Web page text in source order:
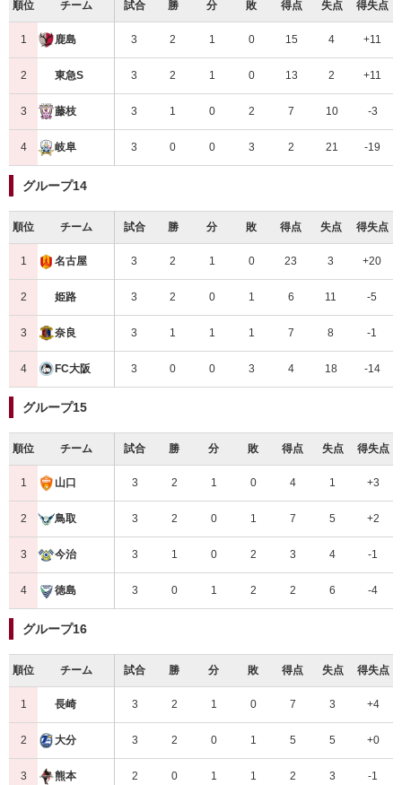
順位 チーム 試合 勝 分 敗 得点 失点 得失点
1 鹿島 3 2 1 0 15 4 +11
2 東急S 3 2 1 0 13 2 +11
3 藤枝 3 1 0 2 7 10 -3
4 岐阜 3 0 0 3 2 21 -19
グループ14
順位 チーム 試合 勝 分 敗 得点 失点 得失点
1 名古屋 3 2 1 0 23 3 +20
2 姫路 3 2 0 1 6 11 -5
3 奈良 3 1 1 1 7 8 -1
4 FC大阪 3 0 0 3 4 18 -14
グループ15
順位 チーム 試合 勝 分 敗 得点 失点 得失点
1 山口 3 2 1 0 4 1 +3
2 鳥取 3 2 0 1 7 5 +2
3 今治 3 1 0 2 3 4 -1
4 徳島 3 0 1 2 2 6 -4
グループ16
順位 チーム 試合 勝 分 敗 得点 失点 得失点
1 長崎 3 2 1 0 7 3 +4
2 大分 3 2 0 1 5 5 +0
3 熊本 2 0 1 1 2 3 -1